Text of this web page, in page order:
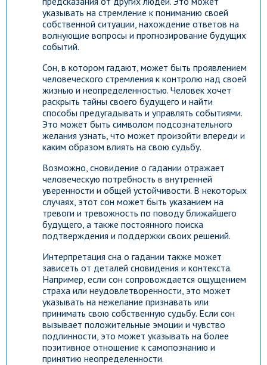
указывать на стремление к пониманию своей
собственной ситуации, нахождение ответов на
волнующие вопросы и прогнозирование будущих
событий.
Сон, в котором гадают, может быть проявлением
человеческого стремления к контролю над своей
жизнью и неопределенностью. Человек хочет
раскрыть тайны своего будущего и найти
способы предугадывать и управлять событиями.
Это может быть символом подсознательного
желания узнать, что может произойти впереди и
каким образом влиять на свою судьбу.
Возможно, сновидение о гадании отражает
человеческую потребность в внутренней
уверенности и общей устойчивости. В некоторых
случаях, этот сон может быть указанием на
тревоги и тревожность по поводу ближайшего
будущего, а также постоянного поиска
подтверждения и поддержки своих решений.
Интерпретация сна о гадании также может
зависеть от деталей сновидения и контекста.
Например, если сон сопровождается ощущением
страха или неудовлетворенности, это может
указывать на нежелание признавать или
принимать свою собственную судьбу. Если сон
вызывает положительные эмоции и чувство
подлинности, это может указывать на более
позитивное отношение к самопознанию и
принятию неопределенности.